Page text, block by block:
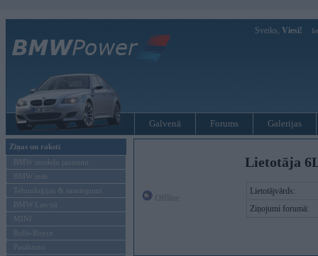
Sveiks, Viesi!
Galvenā Forums Galerijas
Ziņas un raksti
BMW modeļu jaunumi
BMW testi
Tehnoloģijas & sasniegumi
BMW Latvijā
MINI
Rolls-Royce
Pasākumi
Lietotāja
Lietotājvārds:
Ziņojumi forumā: